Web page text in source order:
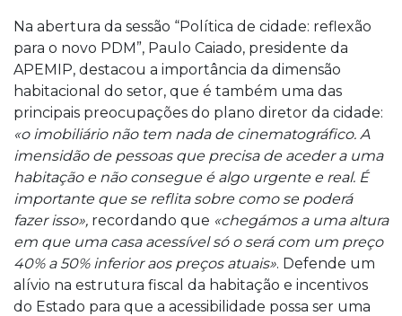
Na abertura da sessão “Política de cidade: reflexão
para o novo PDM”, Paulo Caiado, presidente da
APEMIP, destacou a importância da dimensão
habitacional do setor, que é também uma das
principais preocupações do plano diretor da cidade:
«o imobiliário não tem nada de cinematográfico. A
imensidão de pessoas que precisa de aceder a uma
habitação e não consegue é algo urgente e real. É
importante que se reflita sobre como se poderá
fazer isso», recordando que «chegámos a uma altura
em que uma casa acessível só o será com um preço
40% a 50% inferior aos preços atuais». Defende um
alívio na estrutura fiscal da habitação e incentivos
do Estado para que a acessibilidade possa ser uma